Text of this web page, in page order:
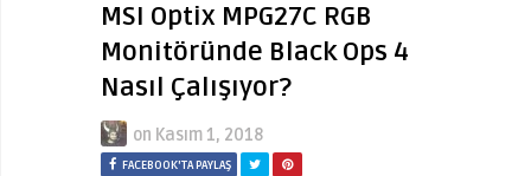
MSI Optix MPG27C RGB
Monitöründe Black Ops 4
Nasıl Çalışıyor?
on Kasım 1, 2018
FACEBOOK'TA PAYLAŞ